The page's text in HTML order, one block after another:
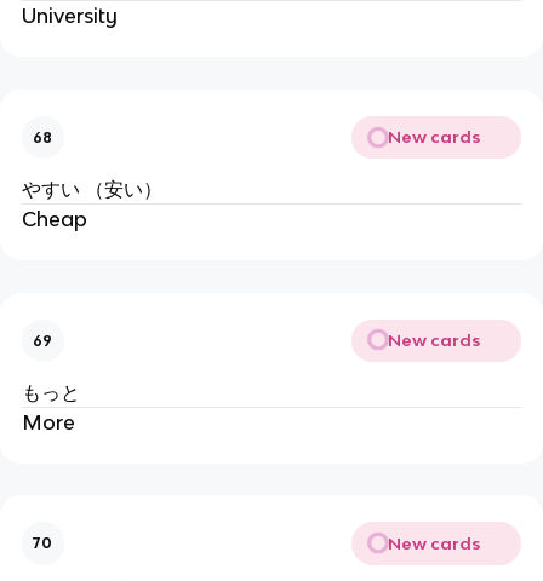
University
68 New cards
やすい （安い）
Cheap
69 New cards
もっと
More
70 New cards